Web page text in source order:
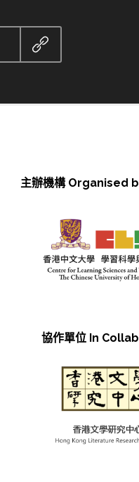
主辦機構 Organised
協作單位 In